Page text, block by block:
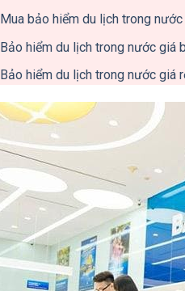
Mua bảo hiểm du lịch trong
Bảo hiểm du lịch trong nước giá
Bảo hiểm du lịch trong nước giá